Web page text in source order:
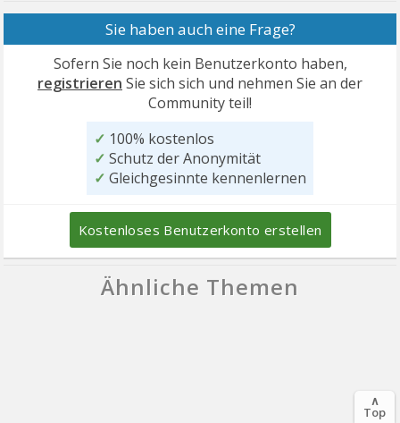
Sie haben auch eine Frage?
Sofern Sie noch kein Benutzerkonto haben,
registrieren Sie sich sich und nehmen Sie an der
Community teil!
✓ 100% kostenlos
✓ Schutz der Anonymität
✓ Gleichgesinnte kennenlernen
Kostenloses Benutzerkonto erstellen
Ähnliche Themen
∧
Top